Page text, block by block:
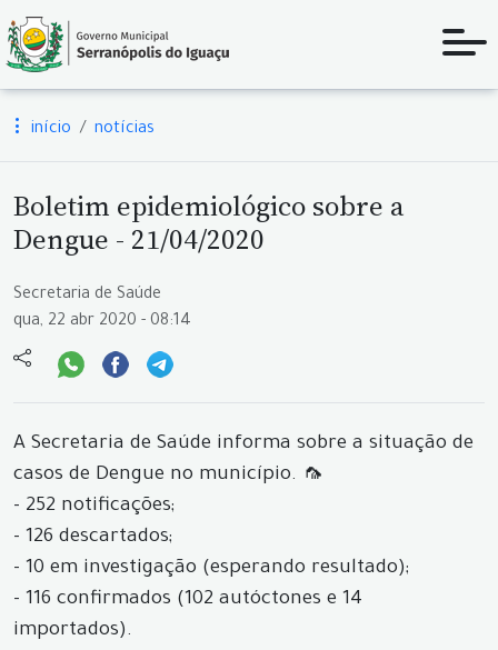
início notícias
Boletim epidemiológico sobre a
Dengue - 21/04/2020
Secretaria de Saúde
qua, 22 abr 2020 - 08:14
A Secretaria de Saúde informa sobre a situação de
casos de Dengue no município. 🦟
- 252 notificações;
- 126 descartados;
- 10 em investigação (esperando resultado);
- 116 confirmados (102 autóctones e 14
importados).